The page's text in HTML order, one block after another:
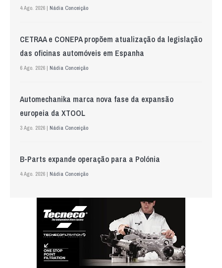
4 Ago. 2026 | Nádia Conceição
CETRAA e CONEPA propõem atualização da legislação
das oficinas automóveis em Espanha
6 Ago. 2026 | Nádia Conceição
Automechanika marca nova fase da expansão
europeia da XTOOL
3 Ago. 2026 | Nádia Conceição
B-Parts expande operação para a Polónia
4 Ago. 2026 | Nádia Conceição